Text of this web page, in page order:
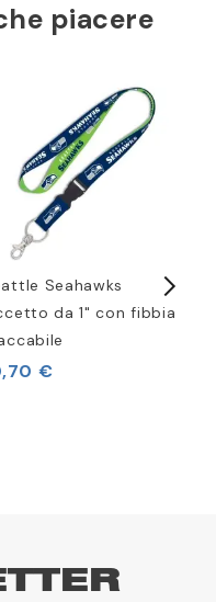
piacere
Seahawks
da 1" con fibbia
€